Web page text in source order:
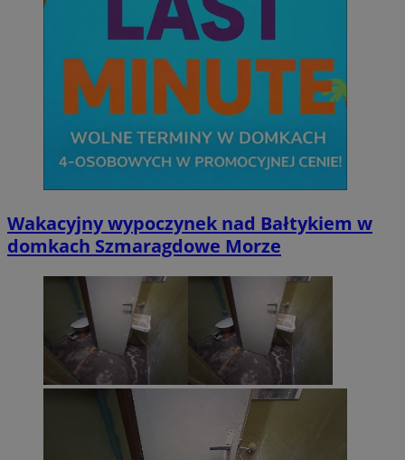
Wakacyjny wypoczynek nad Bałtykiem w
domkach Szmaragdowe Morze